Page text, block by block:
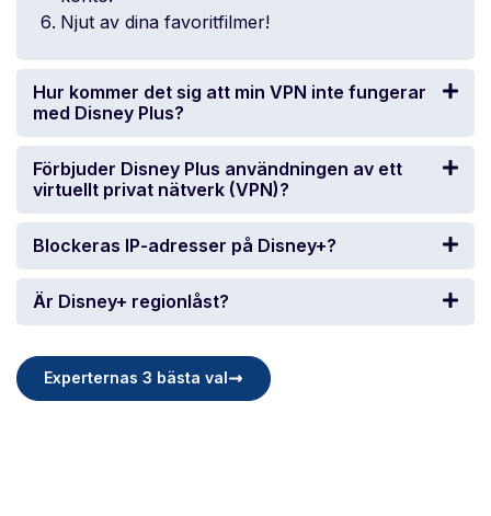
Njut av dina favoritfilmer!
Hur kommer det sig att min VPN inte fungerar
med Disney Plus?
Förbjuder Disney Plus användningen av ett
virtuellt privat nätverk (VPN)?
Blockeras IP-adresser på Disney+?
Är Disney+ regionlåst?
Experternas 3 bästa val